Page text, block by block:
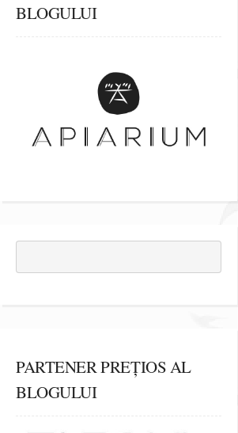
BLOGULUI
PARTENER PREȚIOS AL
BLOGULUI